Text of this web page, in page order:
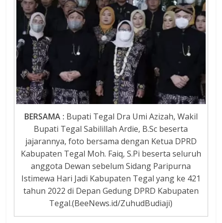
BERSAMA : Bupati Tegal Dra Umi Azizah, Wakil
Bupati Tegal Sabilillah Ardie, B.Sc beserta
jajarannya, foto bersama dengan Ketua DPRD
Kabupaten Tegal Moh. Faiq, S.Pi beserta seluruh
anggota Dewan sebelum Sidang Paripurna
Istimewa Hari Jadi Kabupaten Tegal yang ke 421
tahun 2022 di Depan Gedung DPRD Kabupaten
Tegal.(BeeNews.id/ZuhudBudiaji)